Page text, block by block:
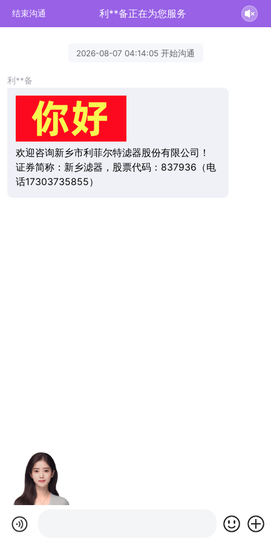
结束沟通 利**备正在为您服务
2026-08-07 04:14:05 开始沟通
利**备
欢迎咨询新乡市利菲尔特滤器股份有限公司！
证券简称：新乡滤器，股票代码：837936（电
话17303735855）